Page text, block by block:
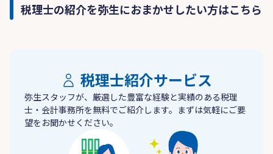
税理士の紹介を弥生におまかせしたい方はこちら
税理士紹介サービス
弥生スタッフが、厳選した豊富な経験と実績のある税理
士・会計事務所を無料でご紹介します。まずは気軽にご要
望をお聞かせください。